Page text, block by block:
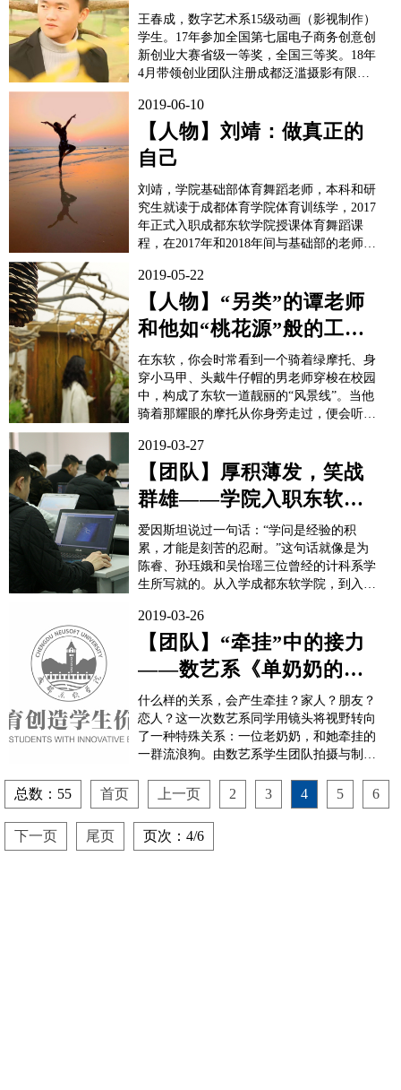
炼出这样优秀的老师呢？且让小编一探究
竟。从“0”到“1...
人王春成
王春成，数字艺术系15级动画（影视制作）
学生。17年参加全国第七届电子商务创意创
新创业大赛省级一等奖，全国三等奖。18年
4月带领创业团队注册成都泛滥摄影有限公
年9月被评为数字艺术系优秀学生代表，曾
任数字艺术系国际合作部理事长，现任成都
泛滥摄影有限公司总经理。为什么走上职业
摄...
2019-06-10
【人物】刘靖：做真正的
自己
刘靖，学院基础部体育舞蹈老师，本科和研
究生就读于成都体育学院体育训练学，2017
年正式入职成都东软学院授课体育舞蹈课
程，在2017年和2018年间与基础部的老师们
国一等奖，主持学院2017年新年晚会，并编
排相关节目。2018年带领校队比赛，艺术集
体操获全国一等奖2017年，带领...
2019-05-22
【人物】“另类”的谭老师
和他如“桃花源”般的工作
室
在东软，你会时常看到一个骑着绿摩托、身
穿小马甲、头戴牛仔帽的男老师穿梭在校园
中，构成了东软一道靓丽的“风景线”。当他
骑着那耀眼的摩托从你身旁走过，便会听到
酷了吧！”“他是老师吗？”没错，他是老
师。他是来自学院数字艺术系的谭小军老
师。他“藏匿”于A3二楼那个堆满“花草树
木”，犹如“...
2019-03-27
【团队】厚积薄发，笑战
群雄——学院入职东软集
团学子专访
爱因斯坦说过一句话：“学问是经验的积
累，才能是刻苦的忍耐。”这句话就像是为
陈睿、孙珏娥和吴怡瑶三位曾经的计科系学
生所写就的。从入学成都东软学院，到入职
转换，也与“东软”这两个字，结下了不解之
缘。现在，他们以集团员工的身份再次回到
校园，为学院信息安全方向班的大三学生进
行授课，在身份转...
2019-03-26
【团队】“牵挂”中的接力
——数艺系《单奶奶的牵
挂》获国际纪录片大赛奖
项专访
什么样的关系，会产生牵挂？家人？朋友？
恋人？这一次数艺系同学用镜头将视野转向
了一种特殊关系：一位老奶奶，和她牵挂的
一群流浪狗。由数艺系学生团队拍摄与制作
类专业重要赛事中国（广州）国际纪录片
节、第五届中国国际大学生纪录片大赛，在
全世界36个国家和地区的252所高校的785部
大学生...
总数：55 首页 上一页 2 3 4 5 6
下一页 尾页 页次：4/6